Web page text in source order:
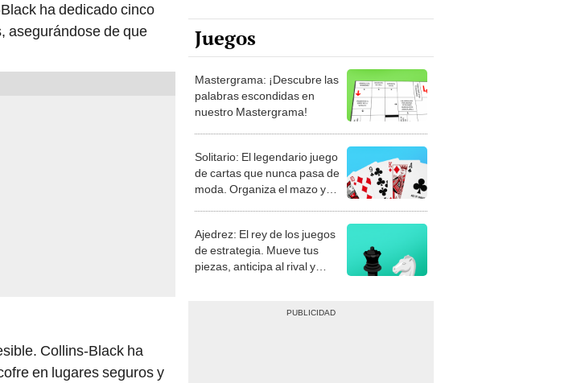
ha dedicado cinco
asegurándose de que
Collins-Black ha
en lugares seguros y
Juegos
Mastergrama: ¡Descubre las
palabras escondidas en
nuestro Mastergrama!
Solitario: El legendario juego
de cartas que nunca pasa de
moda. Organiza el mazo y
Ajedrez: El rey de los juegos
de estrategia. Mueve tus
piezas, anticipa al rival y